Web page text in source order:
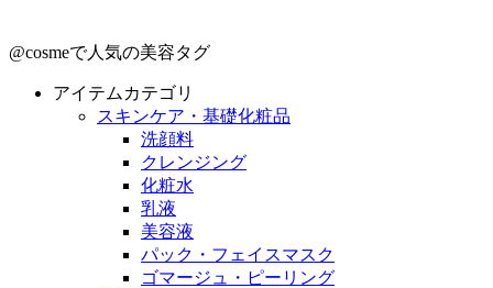
@cosmeで人気の美容タグ
アイテムカテゴリ
スキンケア・基礎化粧品
洗顔料
クレンジング
化粧水
乳液
美容液
パック・フェイスマスク
ゴマージュ・ピーリング